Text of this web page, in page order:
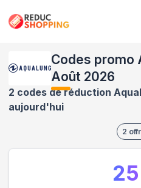
Codes promo
Août 2026
2 codes de réduction
aujourd'hui
2
25